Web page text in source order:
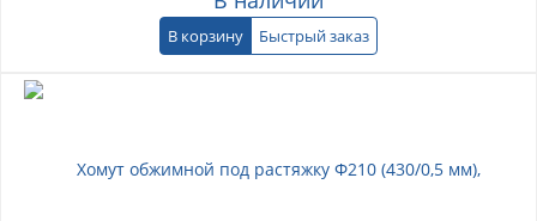
В корзину Быстрый заказ